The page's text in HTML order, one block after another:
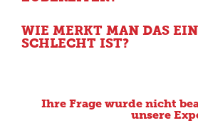
WIE MERKT MAN DAS
SCHLECHT IST?
Ihre Frage wurde nicht
unsere